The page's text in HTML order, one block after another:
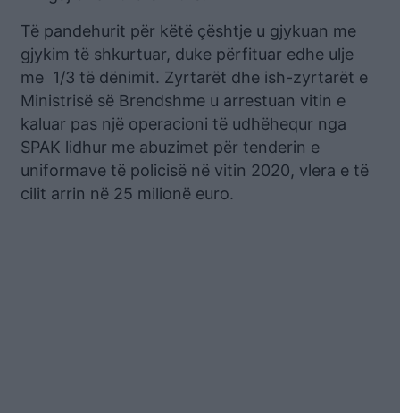
Të pandehurit për këtë çështje u gjykuan me
gjykim të shkurtuar, duke përfituar edhe ulje
me 1/3 të dënimit. Zyrtarët dhe ish-zyrtarët e
Ministrisë së Brendshme u arrestuan vitin e
kaluar pas një operacioni të udhëhequr nga
SPAK lidhur me abuzimet për tenderin e
uniformave të policisë në vitin 2020, vlera e të
cilit arrin në 25 milionë euro.